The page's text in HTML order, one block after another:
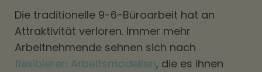
Die traditionelle 9-6-Büroarbeit hat an
Attraktivität verloren. Immer mehr
Arbeitnehmende sehnen sich nach
flexibleren Arbeitsmodellen, die es ihnen